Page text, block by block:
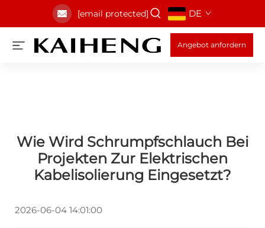
[email protected] DE
Angebot anfordern
Wie Wird Schrumpfschlauch Bei
Projekten Zur Elektrischen
Kabelisolierung Eingesetzt?
2026-06-04 14:01:00